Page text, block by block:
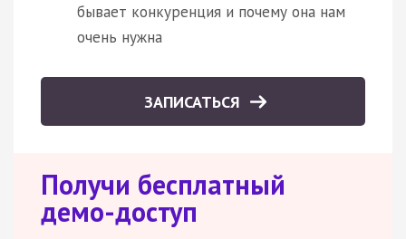
бывает конкуренция и почему она нам
очень нужна
ЗАПИСАТЬСЯ
Получи бесплатный
демо-доступ